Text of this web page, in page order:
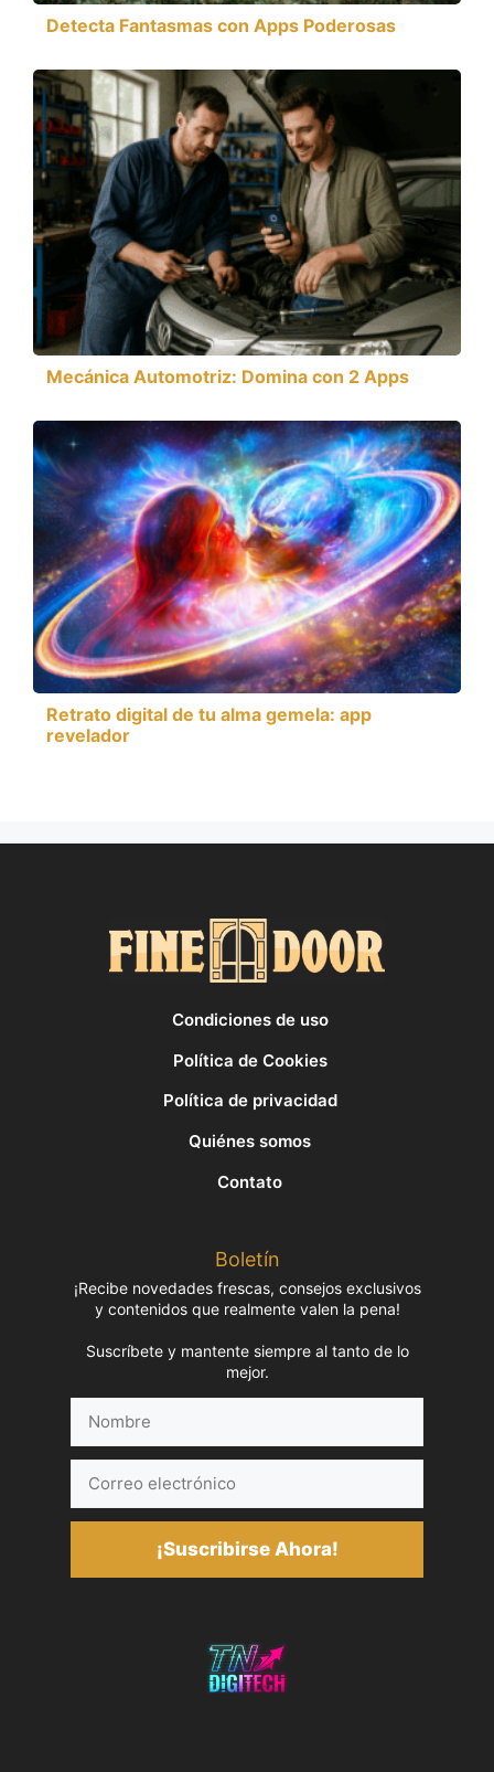
Detecta Fantasmas con Apps Poderosas
Mecánica Automotriz: Domina con 2 Apps
Retrato digital de tu alma gemela: app
revelador
Condiciones de uso
Política de Cookies
Política de privacidad
Quiénes somos
Contato
Boletín
¡Recibe novedades frescas, consejos exclusivos
y contenidos que realmente valen la pena!
Suscríbete y mantente siempre al tanto de lo
mejor.
electrónico
¡Suscribirse Ahora!